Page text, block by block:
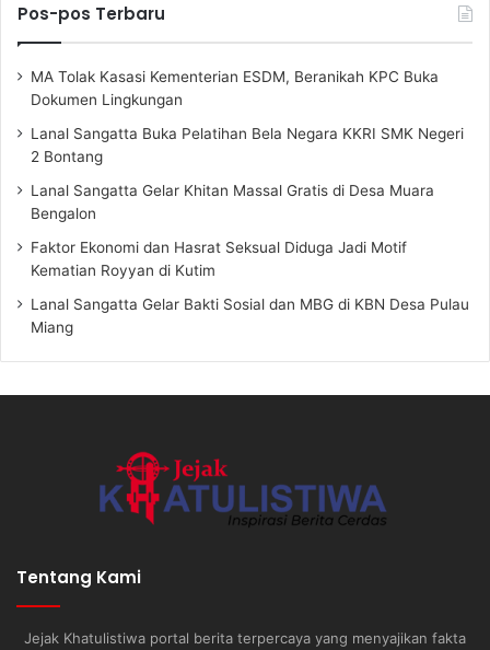
Pos-pos Terbaru
MA Tolak Kasasi Kementerian ESDM, Beranikah KPC Buka
Dokumen Lingkungan
Lanal Sangatta Buka Pelatihan Bela Negara KKRI SMK Negeri
2 Bontang
Lanal Sangatta Gelar Khitan Massal Gratis di Desa Muara
Bengalon
Faktor Ekonomi dan Hasrat Seksual Diduga Jadi Motif
Kematian Royyan di Kutim
Lanal Sangatta Gelar Bakti Sosial dan MBG di KBN Desa Pulau
Miang
Tentang Kami
Jejak Khatulistiwa portal berita terpercaya yang menyajikan fakta